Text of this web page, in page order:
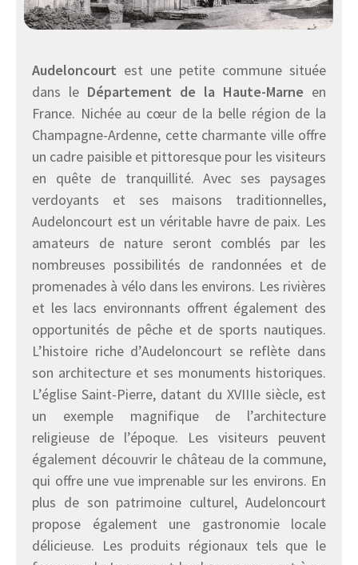
Audeloncourt est une petite commune située
dans le Département de la Haute-Marne en
France. Nichée au cœur de la belle région de la
Champagne-Ardenne, cette charmante ville offre
un cadre paisible et pittoresque pour les visiteurs
en quête de tranquillité. Avec ses paysages
verdoyants et ses maisons traditionnelles,
Audeloncourt est un véritable havre de paix. Les
amateurs de nature seront comblés par les
nombreuses possibilités de randonnées et de
promenades à vélo dans les environs. Les rivières
et les lacs environnants offrent également des
opportunités de pêche et de sports nautiques.
L’histoire riche d’Audeloncourt se reflète dans
son architecture et ses monuments historiques.
L’église Saint-Pierre, datant du XVIIIe siècle, est
un exemple magnifique de l’architecture
religieuse de l’époque. Les visiteurs peuvent
également découvrir le château de la commune,
qui offre une vue imprenable sur les environs. En
plus de son patrimoine culturel, Audeloncourt
propose également une gastronomie locale
délicieuse. Les produits régionaux tels que le